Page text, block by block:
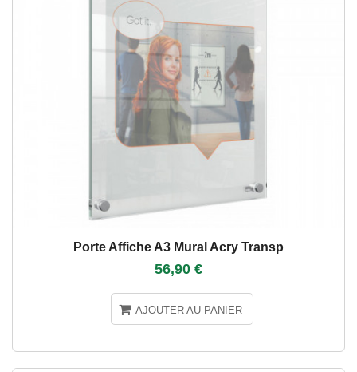
Porte Affiche A3 Mural Acry Transp
56,90 €
AJOUTER AU PANIER